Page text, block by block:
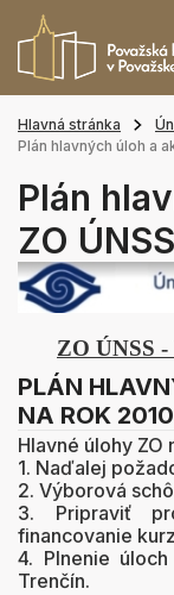
Hlavná stránka
Plán hlavných úloh a
Plán
ZO
ZO ÚNSS
PLÁN
NA ROK 2010
Hlavné úlohy ZO
1. Naďalej
2. Výborová
3. Pripraviť
financovanie
4. Plnenie
Trenčín.